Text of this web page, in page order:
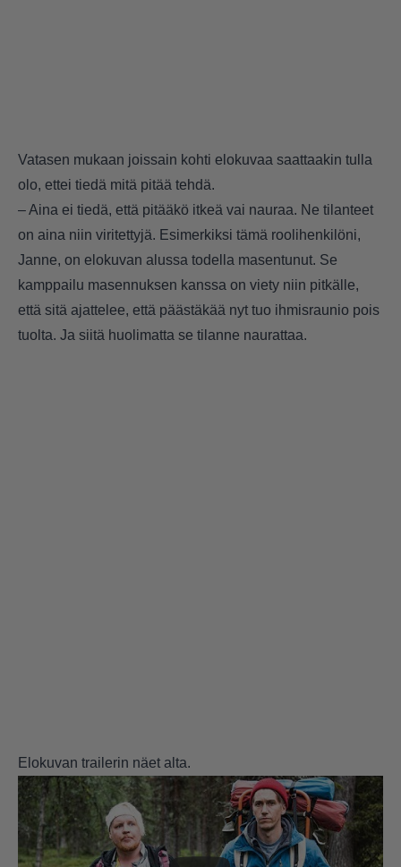
Vatasen mukaan joissain kohti elokuvaa saattaakin tulla
olo, ettei tiedä mitä pitää tehdä.
– Aina ei tiedä, että pitääkö itkeä vai nauraa. Ne tilanteet
on aina niin viritettyjä. Esimerkiksi tämä roolihenkilöni,
Janne, on elokuvan alussa todella masentunut. Se
kamppailu masennuksen kanssa on viety niin pitkälle,
että sitä ajattelee, että päästäkää nyt tuo ihmisraunio pois
tuolta. Ja siitä huolimatta se tilanne naurattaa.
Elokuvan trailerin näet alta.